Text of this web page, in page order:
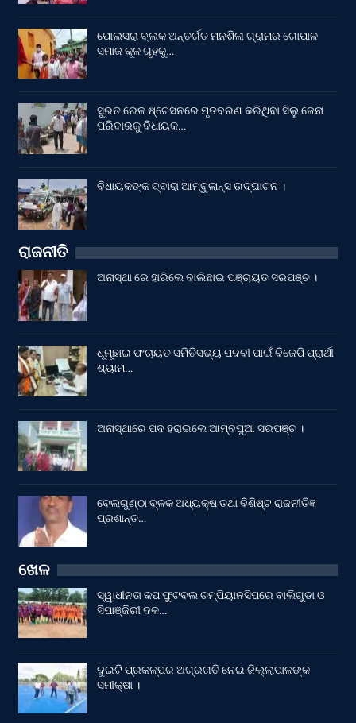
ପୋଲସରା ବ୍ଲକ ଅନ୍ତର୍ଗତ ମନଶିଳା ଗ୍ରାମର ଗୋପାଳ
ସମାଜ କୂଳ ଗୃହକୁ…
ସୁରତ ରେଳ ଷ୍ଟେସନରେ ମୃତବରଣ କରିଥିବା ସିଲୁ ଜେନା
ପରିବାରକୁ ବିଧାୟକ…
ବିଧାୟକଙ୍କ ଦ୍ବାରା ଆମ୍ବୁଲାନ୍ସ ଉଦ୍‌ଘାଟନ ।
ରାଜନୀତି
ଅନାସ୍ଥା ରେ ହାରିଲେ ବାଲିଛାଇ ପଞ୍ଚାୟତ ସରପଞ୍ଚ ।
ଧୂମୂଛାଇ ପଂଚାୟତ ସମିତିସଭ୍ୟ ପଦବୀ ପାଇଁ ବିଜେପି ପ୍ରାର୍ଥୀ
ଶ୍ୟାମ…
ଅନାସ୍ଥାରେ ପଦ ହରାଇଲେ ଆମ୍ବପୁଆ ସରପଞ୍ଚ ।
ବେଲଗୁଣ୍ଠା ବ୍ଳକ ଅଧ୍ୟକ୍ଷ ତଥା ବିଶିଷ୍ଟ ରାଜନୀତିଜ୍ଞ
ପ୍ରଶାନ୍ତ…
ଖେଳ
ସ୍ୱାଧୀନତା କପ ଫୁଟବଲ ଚମ୍ପିୟାନସିପରେ ବାଲିଗୁଡା ଓ
ସିପାଞ୍ଜିରୀ ଦଳ…
ଦୁଇଟି ପ୍ରକଳ୍ପର ଅଗ୍ରଗତି ନେଇ ଜିଲ୍ଲାପାଳଙ୍କ
ସମୀକ୍ଷା ।